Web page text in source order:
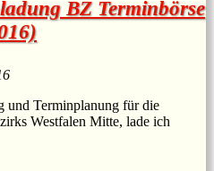
BZ Terminbörse
und Terminplanung für die
Westfalen Mitte, lade ich